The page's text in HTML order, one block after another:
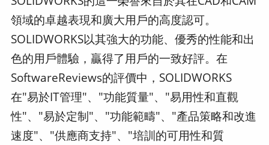
領域的卓越表現和廣大用戶的高度認可。
SOLIDWORKS以其強大的功能、優秀的性能和出
色的用戶體驗，贏得了用戶的一致好評。在
SoftwareReviews的評價中，SOLIDWORKS
在"易於IT管理"、"功能質量"、"易用性和直觀
性"、"易於定制"、"功能範疇"、"產品策略和改進
速度"、"供應商支持"、"培訓的可用性和質